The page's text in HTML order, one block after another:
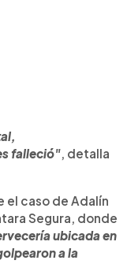
falleció" , detalla
el caso de Adalín
Segura, donde
ubicada en
a la